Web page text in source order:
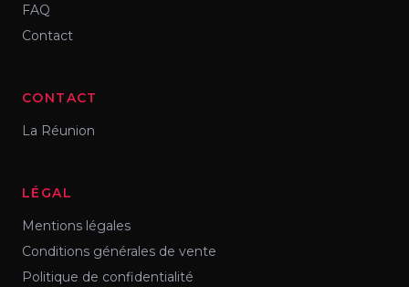
FAQ
Contact
CONTACT
La Réunion
LÉGAL
Mentions légales
Conditions générales de vente
Politique de confidentialité